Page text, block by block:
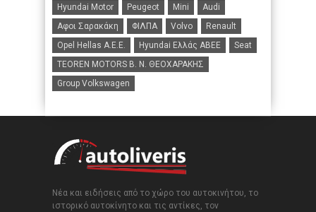
Hyundai Motor
Peugeot Mini
Audi
Αφοι Σαρακάκη
ΦΙΛΠΑ Volvo
Renault
Opel Hellas A.E.E.
Hyundai Ελλάς ΑΒΕΕ
Seat
TEOREN MOTORS B. N. ΘΕΟΧΑΡΑΚΗΣ
Group Volkswagen
Νέα και ειδήσεις από το χώρο του αυτοκινήτου, το
ιστορικό αυτοκίνητο και τις αντίκες, τον